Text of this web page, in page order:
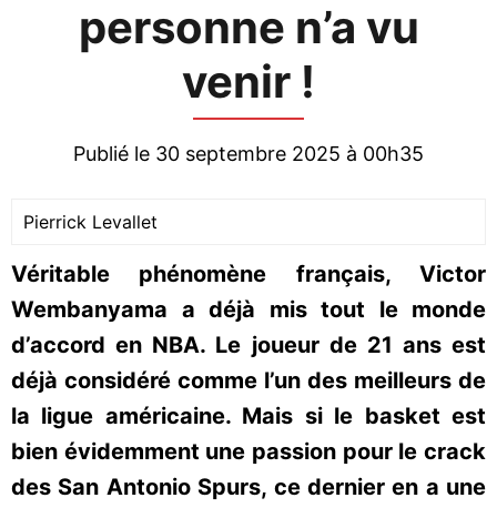
personne n’a vu
venir !
Publié le 30 septembre 2025 à 00h35
Pierrick Levallet
Véritable phénomène français, Victor
Wembanyama a déjà mis tout le monde
d’accord en NBA. Le joueur de 21 ans est
déjà considéré comme l’un des meilleurs de
la ligue américaine. Mais si le basket est
bien évidemment une passion pour le crack
des San Antonio Spurs, ce dernier en a une